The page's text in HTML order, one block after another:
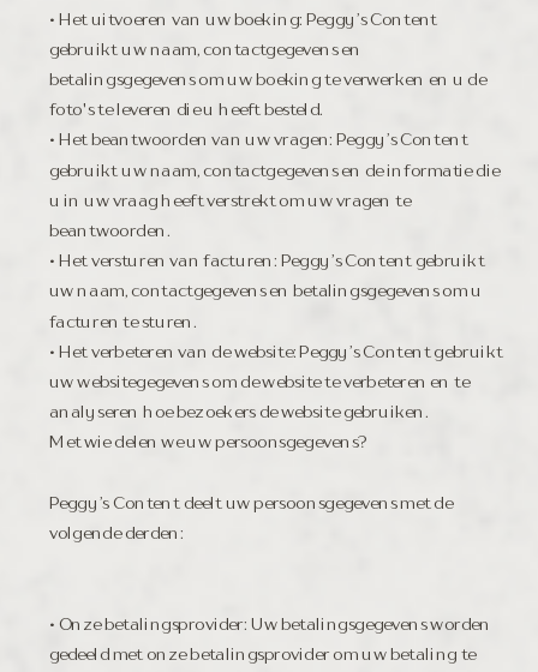
• Het uitvoeren van uw boeking: Peggy’s Content
gebruikt uw naam, contactgegevens en
betalingsgegevens om uw boeking te verwerken en u de
foto's te leveren die u heeft besteld.
• Het beantwoorden van uw vragen: Peggy’s Content
gebruikt uw naam, contactgegevens en de informatie die
u in uw vraag heeft verstrekt om uw vragen te
beantwoorden.
• Het versturen van facturen: Peggy’s Content gebruikt
uw naam, contactgegevens en betalingsgegevens om u
facturen te sturen.
• Het verbeteren van de website: Peggy’s Content gebruikt
uw websitegegevens om de website te verbeteren en te
analyseren hoe bezoekers de website gebruiken.
Met wie delen we uw persoonsgegevens?
Peggy’s Content deelt uw persoonsgegevens met de
volgende derden:
• Onze betalingsprovider: Uw betalingsgegevens worden
gedeeld met onze betalingsprovider om uw betaling te